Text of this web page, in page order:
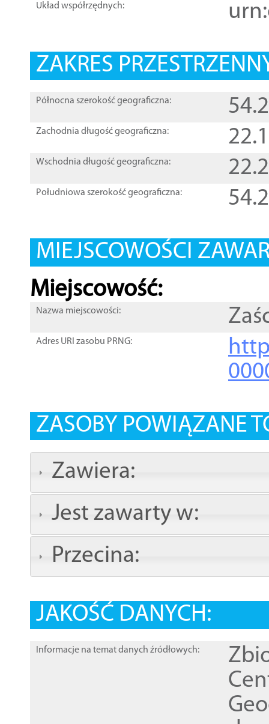
Układ współrzędnych:
ZAKRES
Północna szerokość geograficzna:
Zachodnia długość geograficzna:
Wschodnia długość geograficzna:
Południowa szerokość geograficzna:
MIEJSCOWOŚCI
Miejscowość:
Nazwa miejscowości:
Adres URI zasobu PRNG:
ZASOBY POWIĄZANE
Zawiera:
Jest zawarty w:
Przecina:
JAKOŚĆ DANYCH:
Informacje na temat danych źródłowych: